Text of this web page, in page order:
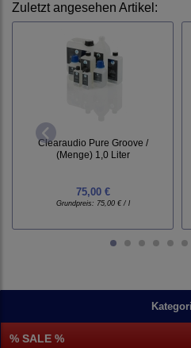
% SALE %
Zuletzt angesehen Artikel:
Clearaudio Pure Groove /
(Menge) 1,0 Liter
75,00 €
Grundpreis: 75,00 € / l